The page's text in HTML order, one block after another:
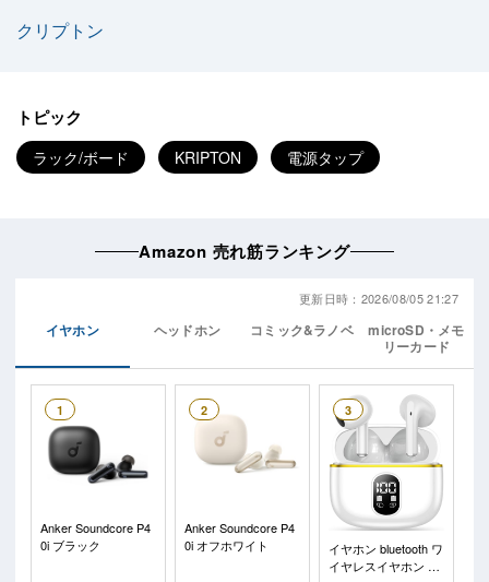
クリプトン
トピック
ラック/ボード KRIPTON 電源タップ